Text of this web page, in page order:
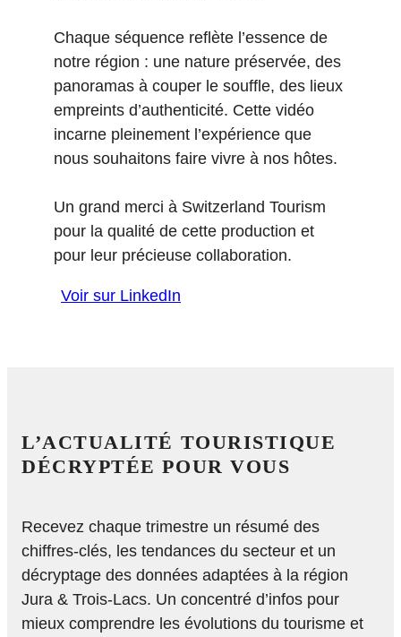
Chaque séquence reflète l’essence de
notre région : une nature préservée, des
panoramas à couper le souffle, des lieux
empreints d’authenticité. Cette vidéo
incarne pleinement l’expérience que
nous souhaitons faire vivre à nos hôtes.
Un grand merci à Switzerland Tourism
pour la qualité de cette production et
pour leur précieuse collaboration.
Voir sur LinkedIn
L’ACTUALITÉ TOURISTIQUE
DÉCRYPTÉE POUR VOUS
Recevez chaque trimestre un résumé des
chiffres-clés, les tendances du secteur et un
décryptage des données adaptées à la région
Jura & Trois-Lacs. Un concentré d’infos pour
mieux comprendre les évolutions du tourisme et